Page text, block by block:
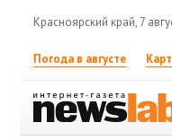
Красноярский край, 7
Погода в августе